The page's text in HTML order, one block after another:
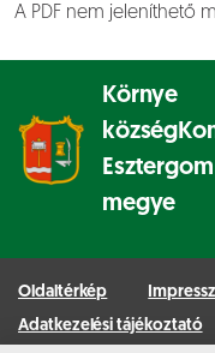
A PDF nem jeleníthető
Környe
község
Esztergom
megye
Oldaltérkép
Adatkezelési tájékoztató